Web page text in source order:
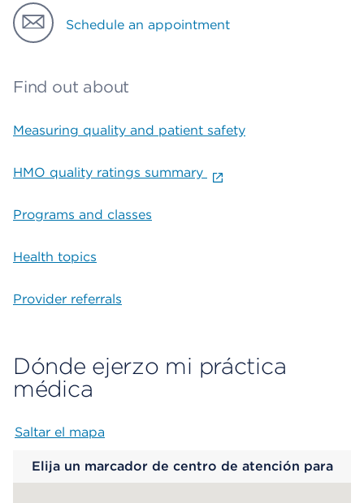
Schedule an appointment
Find out about
Measuring quality and patient safety
HMO quality ratings summary
Programs and classes
Health topics
Provider referrals
Dónde ejerzo mi práctica
médica
Saltar el mapa
Elija un marcador de centro de atención para